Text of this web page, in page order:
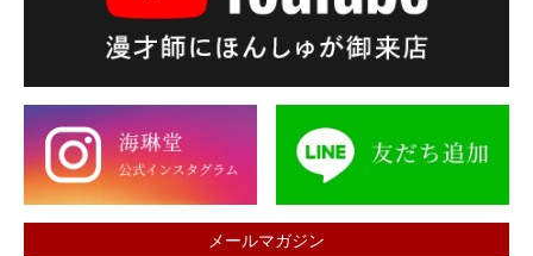
メールマガジン